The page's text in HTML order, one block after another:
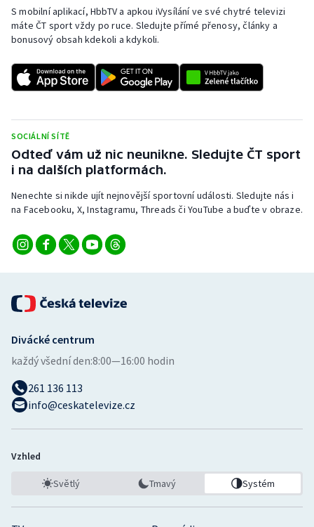
S mobilní aplikací, HbbTV a apkou iVysílání ve své chytré televizi
máte ČT sport vždy po ruce. Sledujte přímé přenosy, články a
bonusový obsah kdekoli a kdykoli.
SOCIÁLNÍ SÍTĚ
Odteď vám už nic neunikne. Sledujte ČT sport
i na dalších platformách.
Nenechte si nikde ujít nejnovější sportovní události. Sledujte nás i
na Facebooku, X, Instagramu, Threads či YouTube a buďte v obraze.
Divácké centrum
každý všední den:8:00—16:00 hodin
261 136 113
info@ceskatelevize.cz
Vzhled
Světlý Tmavý Systém